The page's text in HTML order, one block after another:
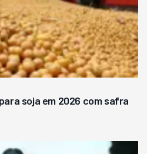
soja em 2026 com safra